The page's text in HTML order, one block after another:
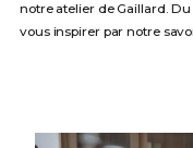
notre atelier de Gaillard.
vous inspirer par notre